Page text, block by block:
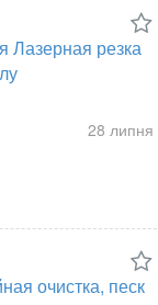
Лазерная резка
28 липня
очистка, песк